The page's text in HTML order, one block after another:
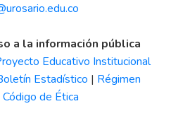
a la información pública
Educativo Institucional
Estadístico | Régimen
Código de Ética